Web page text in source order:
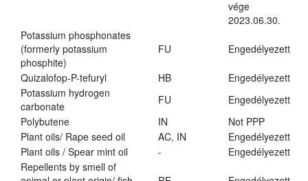
vége
2023.06.30.
Potassium phosphonates
(formerly potassium
phosphite)
FU Engedélyezett
Quizalofop-P-tefuryl HB
Engedélyezett
Potassium hydrogen
carbonate
FU
Engedélyezett
Polybutene
IN
Not PPP
Plant oils/ Rape seed oil
AC, IN
Engedélyezett
Plant oils / Spear mint oil
-
Engedélyezett
Repellents by smell of